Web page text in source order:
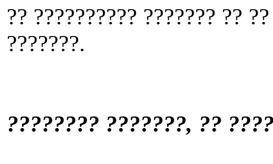
?? ?????????? ??????? ??
???????.
???????? ???????, ??